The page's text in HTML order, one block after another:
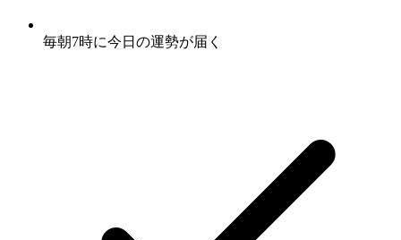
毎朝7時に今日の運勢が届く